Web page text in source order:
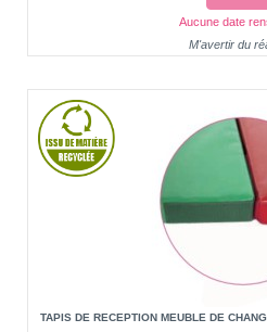
Aucune date
M'avertir du
TAPIS DE RECEPTION MEUBLE DE